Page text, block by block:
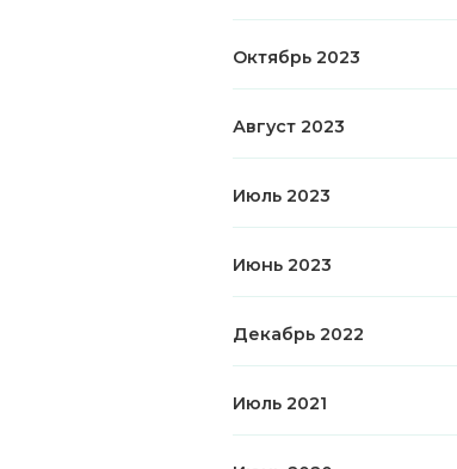
Октябрь 2023
Август 2023
Июль 2023
Июнь 2023
Декабрь 2022
Июль 2021